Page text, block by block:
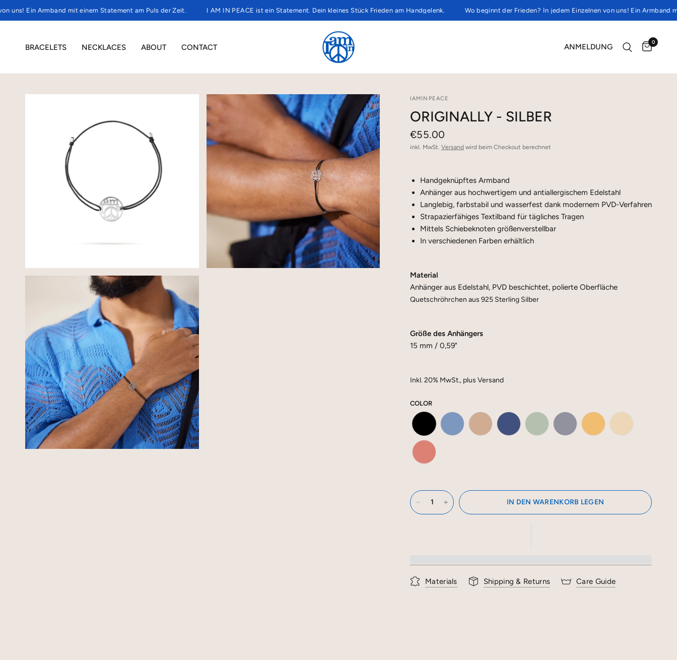
mit einem Statement am Puls der Zeit. I AM IN PEACE ist ein Statement. Dein kleines Stück Frieden am Handgelenk. Wo beginnt der Frieden? In jedem Einzelnen von uns! Ein Armband mit einem
BRACELETS NECKLACES ABOUT CONTACT ANMELDUNG
0
IAMINPEACE
ORIGINALLY - SILBER
€55.00
inkl. MwSt. Versand wird beim Checkout berechnet
Handgeknüpftes Armband
Anhänger aus hochwertigem und antiallergischem Edelstahl
Langlebig, farbstabil und wasserfest dank modernem PVD-Verfahren
Strapazierfähiges Textilband für tägliches Tragen
Mittels Schiebeknoten größenverstellbar
In verschiedenen Farben erhältlich
Material
Anhänger aus Edelstahl, PVD beschichtet, polierte Oberfläche
Quetschröhrchen aus 925 Sterling Silber
Größe des Anhängers
15 mm / 0,59"
Inkl. 20% MwSt., plus Versand
COLOR
IN DEN WARENKORB LEGEN
Materials Shipping & Returns Care Guide